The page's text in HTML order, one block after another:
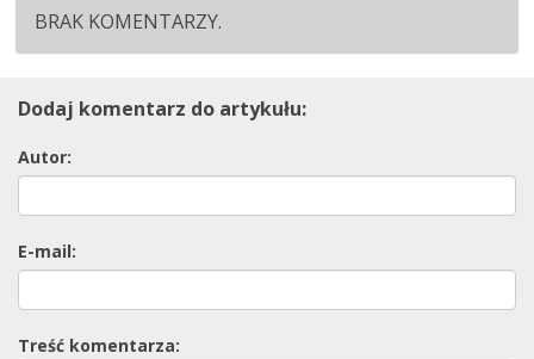
BRAK KOMENTARZY.
Dodaj komentarz do artykułu:
Autor:
E-mail:
Treść komentarza: